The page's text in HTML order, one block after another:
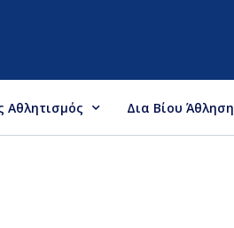
Αθλητισμός Δια Βίου Άθληση